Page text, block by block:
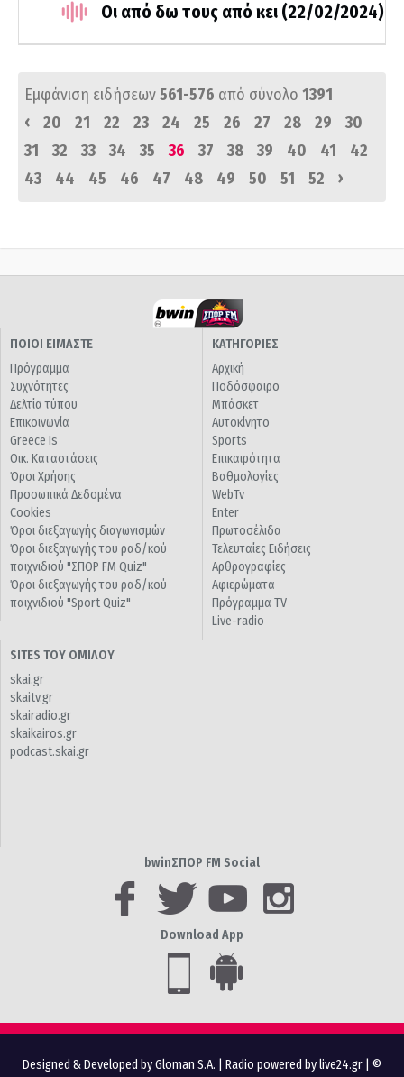
Οι από δω τους από κει (22/02/2024)
Εμφάνιση ειδήσεων561-576 από σύνολο 1391
‹
20 21 22 23 24 25 26 27 28 29
30
31
32 33 34 35 36 37 38 39 40 41
42
43
44 45 46 47 48 49 50 51 52 ›
ΠΟΙΟΙ ΕΙΜΑΣΤΕ
Πρόγραμμα
Συχνότητες
Δελτία τύπου
Επικοινωνία
Greece Is
Οικ. Καταστάσεις
Όροι Χρήσης
Προσωπικά Δεδομένα
Cookies
Όροι διεξαγωγής διαγωνισμών
Όροι διεξαγωγής του ραδ/κού
παιχνιδιού "ΣΠΟΡ FM Quiz"
Όροι διεξαγωγής του ραδ/κού
παιχνιδιού "Sport Quiz"
ΚΑΤΗΓΟΡΙΕΣ
Αρχική
Ποδόσφαιρο
Μπάσκετ
Αυτοκίνητο
Sports
Επικαιρότητα
Βαθμολογίες
WebTv
Enter
Πρωτοσέλιδα
Τελευταίες Ειδήσεις
Αρθρογραφίες
Αφιερώματα
Πρόγραμμα TV
Live-radio
SITES ΤΟΥ ΟΜΙΛΟΥ
skai.gr
skaitv.gr
skairadio.gr
skaikairos.gr
podcast.skai.gr
bwinΣΠΟΡ FM Social
Download App
Designed & Developed by Gloman S.A. Radio powered by live24.gr | ©